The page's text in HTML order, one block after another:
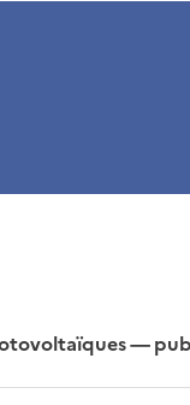
—